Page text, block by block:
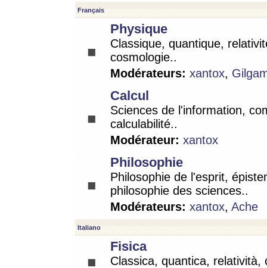
Français
Physique
Classique, quantique,
cosmologie..
Modérateurs: xantox,
Calcul
Sciences de l'information,
calculabilité..
Modérateur: xantox
Philosophie
Philosophie de l'esprit,
philosophie des sciences..
Modérateurs: xantox, Ache
Italiano
Fisica
Classica, quantica, relatività,